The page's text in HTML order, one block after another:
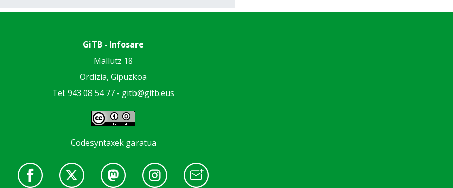
GiTB - Infosare
Mallutz 18
Ordizia, Gipuzkoa
Tel: 943 08 54 77 - gitb@gitb.eus
Codesyntaxek garatua